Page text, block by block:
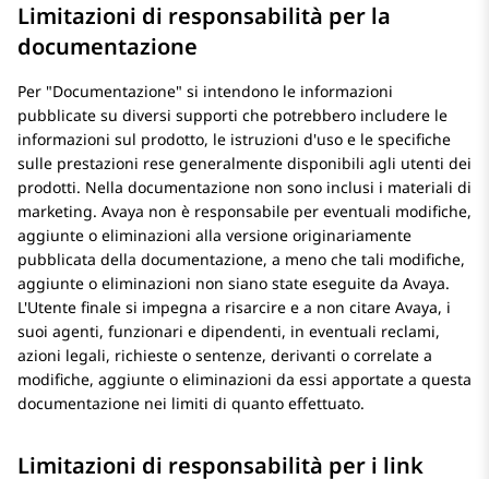
Limitazioni di responsabilità per la
documentazione
Per Documentazione si intendono le informazioni
pubblicate su diversi supporti che potrebbero includere le
informazioni sul prodotto, le istruzioni d'uso e le specifiche
sulle prestazioni rese generalmente disponibili agli utenti dei
prodotti. Nella documentazione non sono inclusi i materiali di
marketing. Avaya non è responsabile per eventuali modifiche,
aggiunte o eliminazioni alla versione originariamente
pubblicata della documentazione, a meno che tali modifiche,
aggiunte o eliminazioni non siano state eseguite da Avaya.
L'Utente finale si impegna a risarcire e a non citare Avaya, i
suoi agenti, funzionari e dipendenti, in eventuali reclami,
azioni legali, richieste o sentenze, derivanti o correlate a
modifiche, aggiunte o eliminazioni da essi apportate a questa
documentazione nei limiti di quanto effettuato.
Limitazioni di responsabilità per i link